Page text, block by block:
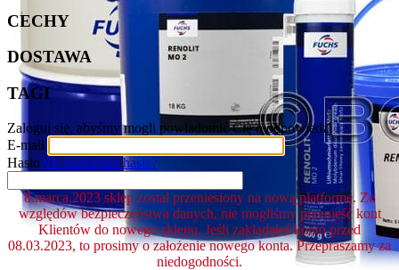
CECHY
DOSTAWA
TAGI
Zaloguj się, abyśmy mogli powiadomić Cię o odpowiedzi
E-mail
HasłoNie pamiętasz hasła?
8.marca.2023 sklep został przeniesiony na nową platformę. Ze
względów bezpieczeństwa danych, nie mogliśmy przenieść kont
Klientów do nowego sklepu. Jeśli zakładałeś konto przed
08.03.2023, to prosimy o założenie nowego konta. Przepraszamy za
niedogodności.